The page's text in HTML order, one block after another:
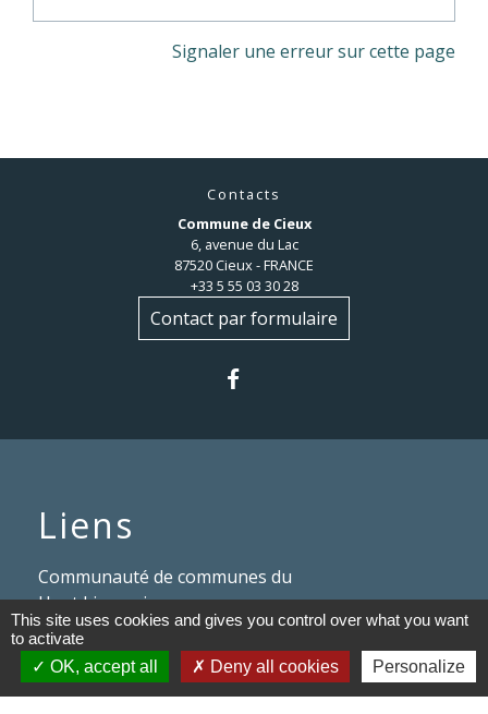
Signaler une erreur sur cette page
Contacts
Commune de Cieux
6, avenue du Lac
87520 Cieux - FRANCE
+33 5 55 03 30 28
Contact par formulaire
Liens
Communauté de communes du
Haut Limousin
Le tourisme en Haut Limousin
Conservatoire d'espaces
This site uses cookies and gives you control over what you want
to activate
OK, accept all
Deny all cookies Personalize